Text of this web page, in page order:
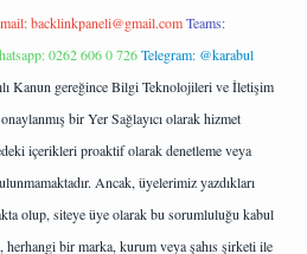
backlinkpaneli@gmail.com Teams:
0262 606 0 726Telegram: @karabul
Kanun gereğince Bilgi Teknolojileri ve İletişim
bir Yer Sağlayıcı olarak hizmet
içerikleri proaktif olarak denetleme veya
Ancak, üyelerimiz yazdıkları
olup, siteye üye olarak bu sorumluluğu kabul
herhangi bir marka, kurum veya şahıs şirketi ile